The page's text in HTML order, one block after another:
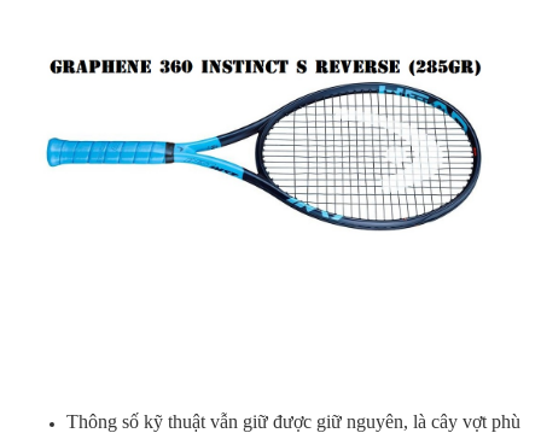
Thông số kỹ thuật vẫn giữ được giữ nguyên, là cây vợt phù